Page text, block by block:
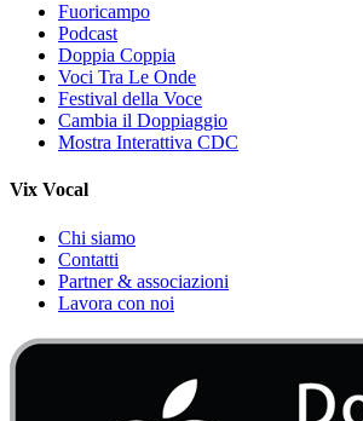
Fuoricampo
Podcast
Doppia Coppia
Voci Tra Le Onde
Festival della Voce
Cambia il Doppiaggio
Mostra Interattiva CDC
Vix Vocal
Chi siamo
Contatti
Partner & associazioni
Lavora con noi